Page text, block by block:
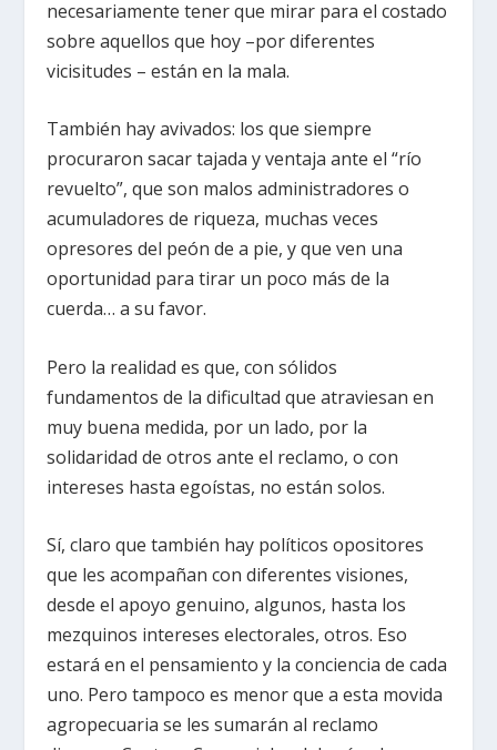
necesariamente tener que mirar para el costado
sobre aquellos que hoy –por diferentes
vicisitudes – están en la mala.
También hay avivados: los que siempre
procuraron sacar tajada y ventaja ante el “río
revuelto”, que son malos administradores o
acumuladores de riqueza, muchas veces
opresores del peón de a pie, y que ven una
oportunidad para tirar un poco más de la
cuerda… a su favor.
Pero la realidad es que, con sólidos
fundamentos de la dificultad que atraviesan en
muy buena medida, por un lado, por la
solidaridad de otros ante el reclamo, o con
intereses hasta egoístas, no están solos.
Sí, claro que también hay políticos opositores
que les acompañan con diferentes visiones,
desde el apoyo genuino, algunos, hasta los
mezquinos intereses electorales, otros. Eso
estará en el pensamiento y la conciencia de cada
uno. Pero tampoco es menor que a esta movida
agropecuaria se les sumarán al reclamo